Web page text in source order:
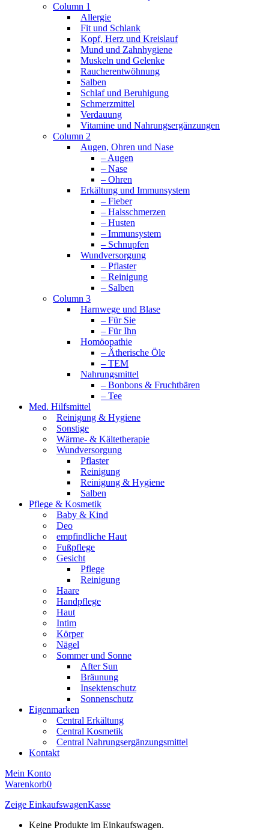
Column 1
Allergie
Fit und Schlank
Kopf, Herz und Kreislauf
Mund und Zahnhygiene
Muskeln und Gelenke
Raucherentwöhnung
Salben
Schlaf und Beruhigung
Schmerzmittel
Verdauung
Vitamine und Nahrungsergänzungen
Column 2
Augen, Ohren und Nase
– Augen
– Nase
– Ohren
Erkältung und Immunsystem
– Fieber
– Halsschmerzen
– Husten
– Immunsystem
– Schnupfen
Wundversorgung
– Pflaster
– Reinigung
– Salben
Column 3
Harnwege und Blase
– Für Sie
– Für Ihn
Homöopathie
– Ätherische Öle
– TEM
Nahrungsmittel
– Bonbons & Fruchtbären
– Tee
Med. Hilfsmittel
Reinigung & Hygiene
Sonstige
Wärme- & Kältetherapie
Wundversorgung
Pflaster
Reinigung
Reinigung & Hygiene
Salben
Pflege & Kosmetik
Baby & Kind
Deo
empfindliche Haut
Fußpflege
Gesicht
Pflege
Reinigung
Haare
Handpflege
Haut
Intim
Körper
Nägel
Sommer und Sonne
After Sun
Bräunung
Insektenschutz
Sonnenschutz
Eigenmarken
Central Erkältung
Central Kosmetik
Central Nahrungsergänzungsmittel
Kontakt
Mein Konto
Warenkorb0
Zeige EinkaufswagenKasse
Keine Produkte im Einkaufswagen.